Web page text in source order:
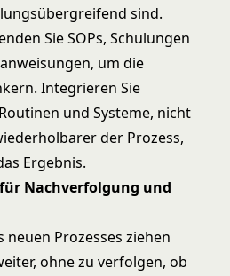
sind.
Sie SOPs, Schulungen
um die
Integrieren Sie
und Systeme, nicht
der Prozess,
Ergebnis.
Nachverfolgung und
neuen Prozesses ziehen
ohne zu verfolgen, ob